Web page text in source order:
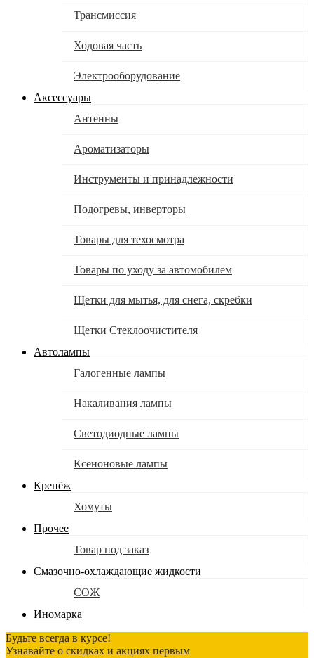
Трансмиссия
Ходовая часть
Электрооборудование
Аксессуары
Антенны
Ароматизаторы
Инструменты и принадлежности
Подогревы, инверторы
Товары для техосмотра
Товары по уходу за автомобилем
Щетки для мытья, для снега, скребки
Щетки Стеклоочистителя
Автолампы
Галогенные лампы
Накаливания лампы
Светодиодные лампы
Ксеноновые лампы
Крепёж
Хомуты
Прочее
Товар под заказ
Смазочно-охлаждающие жидкости
СОЖ
Иномарка
Будьте всегда в курсе!
Узнавайте о скидках и акциях первым